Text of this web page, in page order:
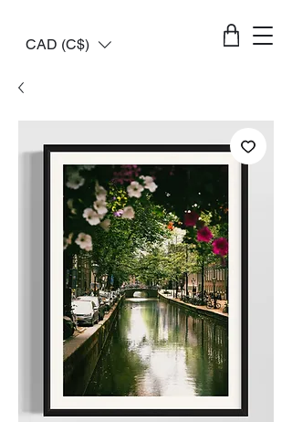
CAD (C$)